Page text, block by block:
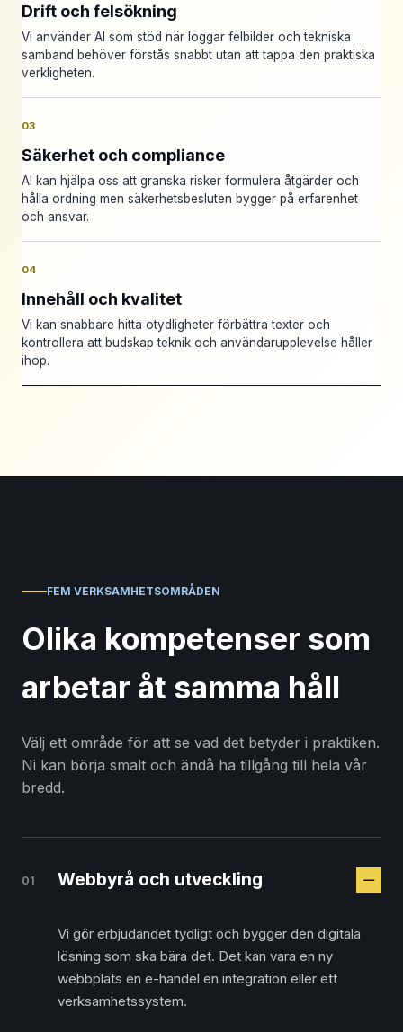
Drift och felsökning
Vi använder AI som stöd när loggar felbilder och tekniska
samband behöver förstås snabbt utan att tappa den praktiska
verkligheten.
03
Säkerhet och compliance
AI kan hjälpa oss att granska risker formulera åtgärder och
hålla ordning men säkerhetsbesluten bygger på erfarenhet
och ansvar.
04
Innehåll och kvalitet
Vi kan snabbare hitta otydligheter förbättra texter och
kontrollera att budskap teknik och användarupplevelse håller
ihop.
FEM VERKSAMHETSOMRÅDEN
Olika kompetenser som
arbetar åt samma håll
Välj ett område för att se vad det betyder i praktiken.
Ni kan börja smalt och ändå ha tillgång till hela vår
bredd.
01 Webbyrå och utveckling
Vi gör erbjudandet tydligt och bygger den digitala
lösning som ska bära det. Det kan vara en ny
webbplats en e-handel en integration eller ett
verksamhetssystem.